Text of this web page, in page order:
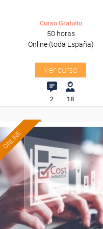
Curso Gratuito
50 horas
Online (toda España)
Ver curso
2 18
ONLINE
Formación 100%
subvencionada.
Para desempleados,
trabajadores y autónomos.
Sector
-Finanzas y Seguros.